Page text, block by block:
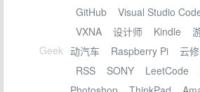
Geek
GitHub
Visual Studio
VXNA
设计师 Kindle
动汽车
Raspberry Pi 云
RSS
SONY LeetCode